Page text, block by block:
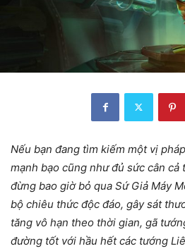
Nếu bạn đang tìm kiếm một vị
mạnh bạo cũng như đủ sức cân
đừng bao giờ bỏ qua Sứ Giả Máy
bộ chiêu thức độc đáo, gây sát
tăng vô hạn theo thời gian, gã
đường tốt với hầu hết các tướng